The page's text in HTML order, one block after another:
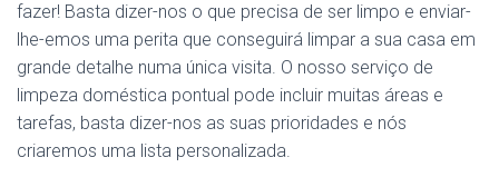
fazer! Basta dizer-nos o que precisa de ser limpo e enviar-
lhe-emos uma perita que conseguirá limpar a sua casa em
grande detalhe numa única visita. O nosso serviço de
limpeza doméstica pontual pode incluir muitas áreas e
tarefas, basta dizer-nos as suas prioridades e nós
criaremos uma lista personalizada.